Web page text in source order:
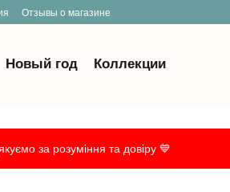
за розуміння та довіру 💙
Отзывы о магазине
Новый год Коллекции